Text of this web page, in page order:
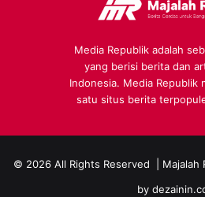
Media Republik adalah
yang berisi berita dan
Indonesia. Media Republik
satu situs berita
© 2026 All Rights Reserved | Majalah
by